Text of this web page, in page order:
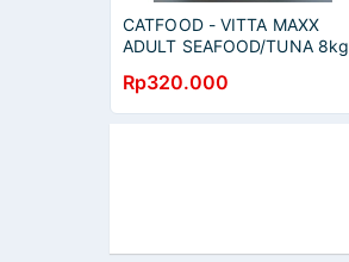
CATFOOD - VITTA MAXX
ADULT SEAFOOD/TUNA 8kg
Rp320.000